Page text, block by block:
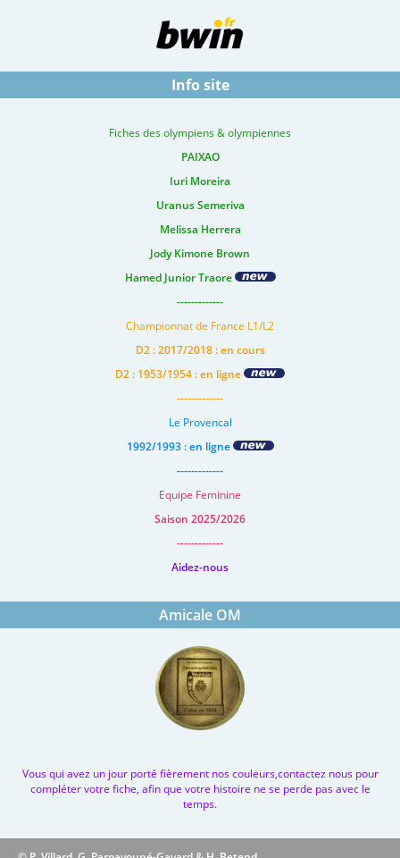
Info site
Fiches des olympiens & olympiennes
PAIXAO
Iuri Moreira
Uranus Semeriva
Melissa Herrera
Jody Kimone Brown
Hamed Junior Traore
-------------
Championnat de France L1/L2
D2 : 2017/2018 : en cours
D2 : 1953/1954 : en ligne
-------------
Le Provencal
1992/1993 : en ligne
-------------
Equipe Feminine
Saison 2025/2026
-------------
Aidez-nous
Amicale OM
Vous qui avez un jour porté fièrement nos couleurs,contactez nous pour
compléter votre fiche, afin que votre histoire ne se perde pas avec le
temps.